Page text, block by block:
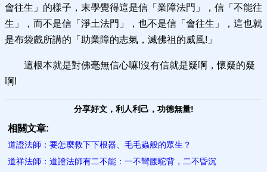
會往生」的樣子，末學覺得這是信「業障法門」，信「不能往
生」，而不是信「淨土法門」，也不是信「會往生」，這也就
是布袋戲所講的「助業障的志氣，滅佛祖的威風!」
這根本就是對佛毫無信心嘛!沒有信就是疑啊，懷疑的疑
啊!
分享好文，利人利己，功德無量!
相關文章:
道證法師：要怎麼救下下根器、毛毛蟲般的眾生？
道祥法師：道證法師有二不能：一不彎腰駝背，二不昏沉